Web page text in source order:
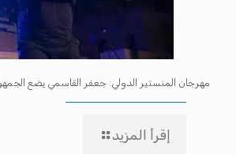
مهرجان المنستير الدولي: جعفر القاسمي يضع
إقرأ المزيد